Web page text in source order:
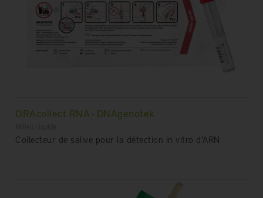
ORAcollect RNA - DNAgenotek
Collecteur de salive pour la détection in vitro d'ARN